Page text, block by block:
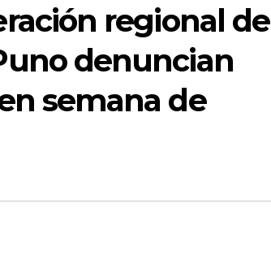
regional de
denuncian
semana de